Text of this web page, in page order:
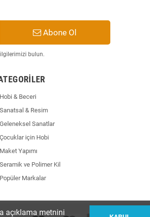
Abone Ol
bulun.
Hobi & Beceri
Sanatsal & Resim
Geleneksel Sanatlar
Çocuklar için Hobi
Maket Yapımı
Seramik ve Polimer Kil
Popüler Markalar
açıklama metnini